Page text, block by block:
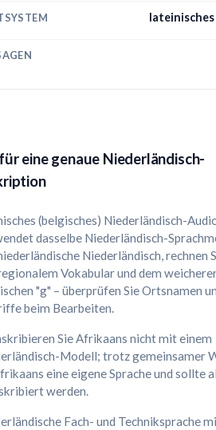
eine genaue Niederländisch-
(belgisches) Niederländisch-
dasselbe Niederländisch-
Niederländisch, rechnen
Vokabular und dem
"g" – überprüfen Sie Ortsnamen
beim Bearbeiten.
Sie Afrikaans nicht mit einem
Modell; trotz gemeinsamer
eine eigene Sprache und sollte
werden.
Fach- und Techniksprache